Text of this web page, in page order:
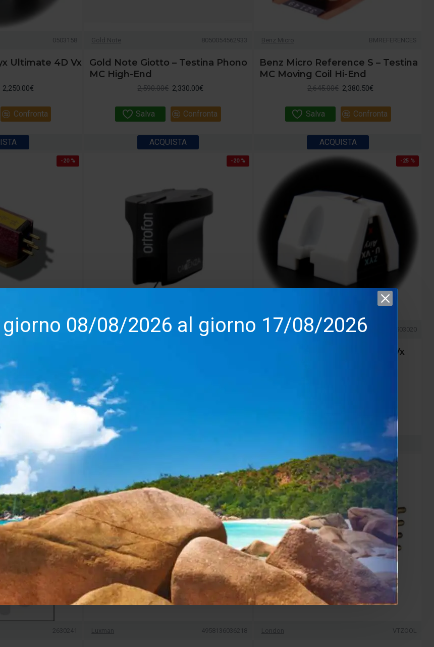
08/08/2026 al giorno 17/08/2026
0503158
Ultimate 4D Vx
2,250.00€
Confronta
Gold Note 8050054562933
Gold Note Giotto – Testina Phono
MC High-End
2,330.00€
2,590.00€
Salva Confronta
ACQUISTA
Benz Micro BMREFERENCES
Benz Micro Reference S – Testina
MC Moving Coil Hi-End
2,380.50€
2,645.00€
Salva Confronta
ACQUISTA
-20 %
00603
Mobile con
Heart
2,392.00€
-20 %
Ortofon (5705796230147)
Nude Shibata
-25 %
0503020
Fonorilevatore Zyx Ultimate Vx
ACQUISTA
2630241 Luxman 4958136036218 London VTZOOL